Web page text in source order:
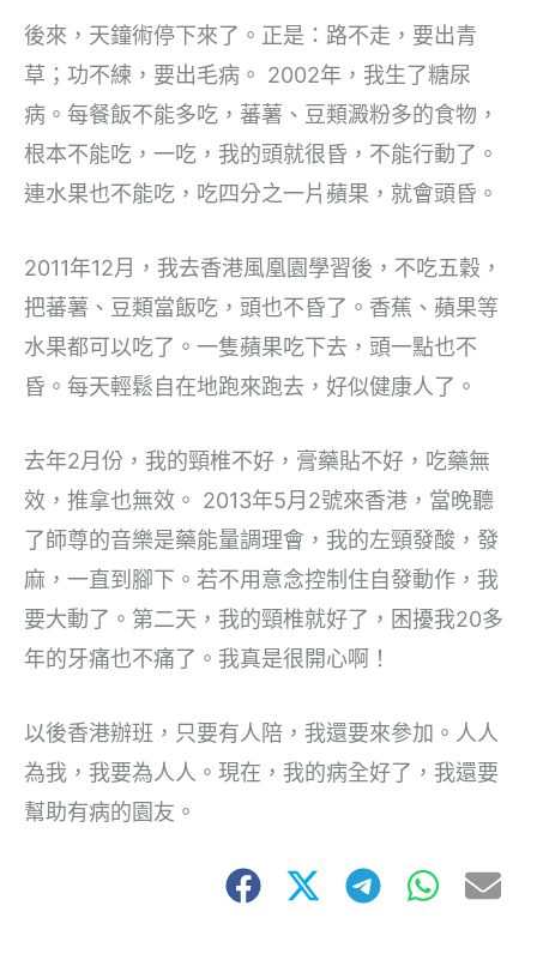
後來，天鐘術停下來了。正是：路不走，要出青
草；功不練，要出毛病。 2002年，我生了糖尿
病。每餐飯不能多吃，蕃薯、豆類澱粉多的食物，
根本不能吃，一吃，我的頭就很昏，不能行動了。
連水果也不能吃，吃四分之一片蘋果，就會頭昏。
2011年12月，我去香港風凰園學習後，不吃五穀，
把蕃薯、豆類當飯吃，頭也不昏了。香蕉、蘋果等
水果都可以吃了。一隻蘋果吃下去，頭一點也不
昏。每天輕鬆自在地跑來跑去，好似健康人了。
去年2月份，我的頸椎不好，膏藥貼不好，吃藥無
效，推拿也無效。 2013年5月2號來香港，當晚聽
了師尊的音樂是藥能量調理會，我的左頸發酸，發
麻，一直到腳下。若不用意念控制住自發動作，我
要大動了。第二天，我的頸椎就好了，困擾我20多
年的牙痛也不痛了。我真是很開心啊！
以後香港辦班，只要有人陪，我還要來參加。人人
為我，我要為人人。現在，我的病全好了，我還要
幫助有病的園友。